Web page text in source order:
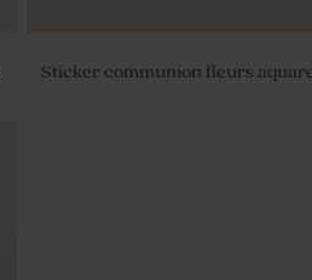
Sticker communion fleurs